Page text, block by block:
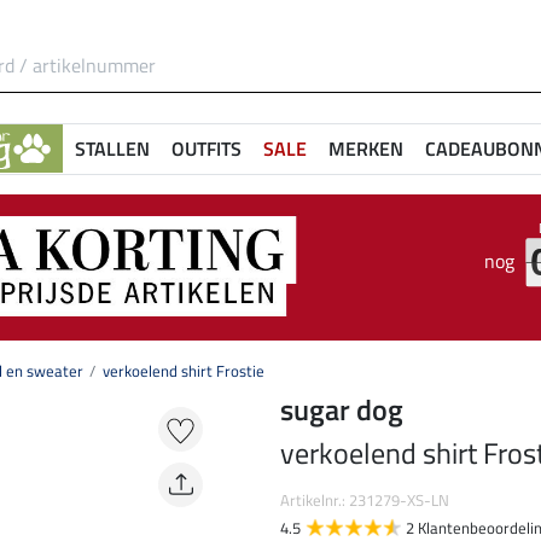
STALLEN OUTFITS SALE MERKEN
nog
en sweater verkoelend shirt Frostie
sugar dog
verkoelend shirt
Artikelnr.: 231279-XS-LN
4.5
2